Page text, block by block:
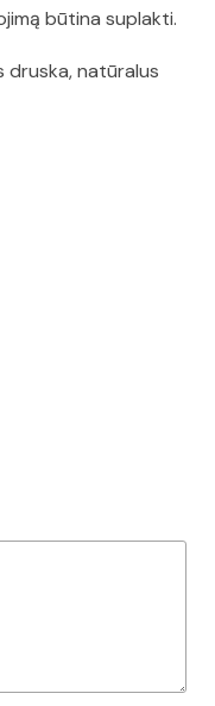
būtina suplakti.
druska, natūralus